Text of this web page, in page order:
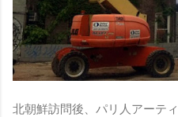
北朝鮮訪問後、パリ人アーテ